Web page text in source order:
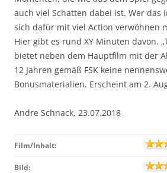
auch viel Schatten dabei ist. Wer das
sich dafür mit viel Action verwöhnen
Hier gibt es rund XY Minuten davon.
bietet neben dem Hauptfilm mit der
12 Jahren gemäß FSK keine
Bonusmaterialien. Erscheint am 2.
Andre Schnack, 23.07.2018
Film/Inhalt:
Bild: